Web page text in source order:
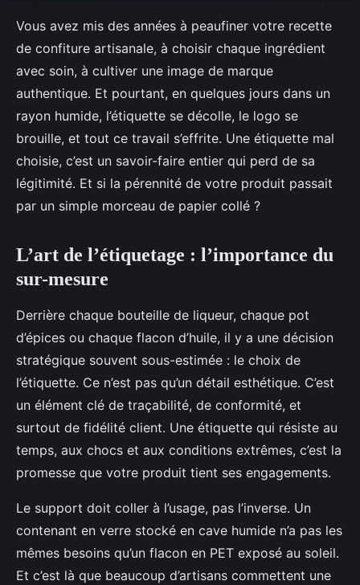
Vous avez mis des années à peaufiner votre recette
de confiture artisanale, à choisir chaque ingrédient
avec soin, à cultiver une image de marque
authentique. Et pourtant, en quelques jours dans un
rayon humide, l’étiquette se décolle, le logo se
brouille, et tout ce travail s’effrite. Une étiquette mal
choisie, c’est un savoir-faire entier qui perd de sa
légitimité. Et si la pérennité de votre produit passait
par un simple morceau de papier collé ?
L’art de l’étiquetage : l’importance du
sur-mesure
Derrière chaque bouteille de liqueur, chaque pot
d’épices ou chaque flacon d’huile, il y a une décision
stratégique souvent sous-estimée : le choix de
l’étiquette. Ce n’est pas qu’un détail esthétique. C’est
un élément clé de traçabilité, de conformité, et
surtout de fidélité client. Une étiquette qui résiste au
temps, aux chocs et aux conditions extrêmes, c’est la
promesse que votre produit tient ses engagements.
Le support doit coller à l’usage, pas l’inverse. Un
contenant en verre stocké en cave humide n’a pas les
mêmes besoins qu’un flacon en PET exposé au soleil.
Et c’est là que beaucoup d’artisans commettent une